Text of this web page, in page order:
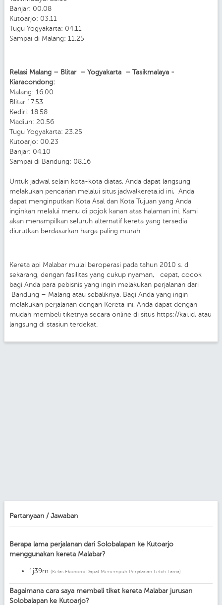
Banjar: 00.08
Kutoarjo: 03.11
Tugu Yogyakarta: 04.11
Sampai di Malang: 11.25
Relasi Malang – Blitar – Yogyakarta – Tasikmalaya -
Kiaracondong:
Malang: 16.00
Blitar:17.53
Kediri: 18.58
Madiun: 20.56
Tugu Yogyakarta: 23.25
Kutoarjo: 00.23
Banjar: 04.10
Sampai di Bandung: 08.16
Untuk jadwal selain kota-kota diatas, Anda dapat langsung
melakukan pencarian melalui situs jadwalkereta.id ini, Anda
dapat menginputkan Kota Asal dan Kota Tujuan yang Anda
inginkan melalui menu di pojok kanan atas halaman ini. Kami
akan menampilkan seluruh alternatif kereta yang tersedia
diurutkan berdasarkan harga paling murah.
Kereta api Malabar mulai beroperasi pada tahun 2010 s. d
sekarang, dengan fasilitas yang cukup nyaman, cepat, cocok
bagi Anda para pebisnis yang ingin melakukan perjalanan dari
Bandung – Malang atau sebaliknya. Bagi Anda yang ingin
melakukan perjalanan dengan Kereta ini, Anda dapat dengan
mudah membeli tiketnya secara online di situs https://kai.id, atau
langsung di stasiun terdekat.
Pertanyaan / Jawaban
Berapa lama perjalanan dari Solobalapan ke Kutoarjo
menggunakan kereta Malabar?
1j39m (Kelas Ekonomi Dapat Menempuh Perjalanan Lebih Lama)
Bagaimana cara saya membeli tiket kereta Malabar jurusan
Solobalapan ke Kutoarjo?